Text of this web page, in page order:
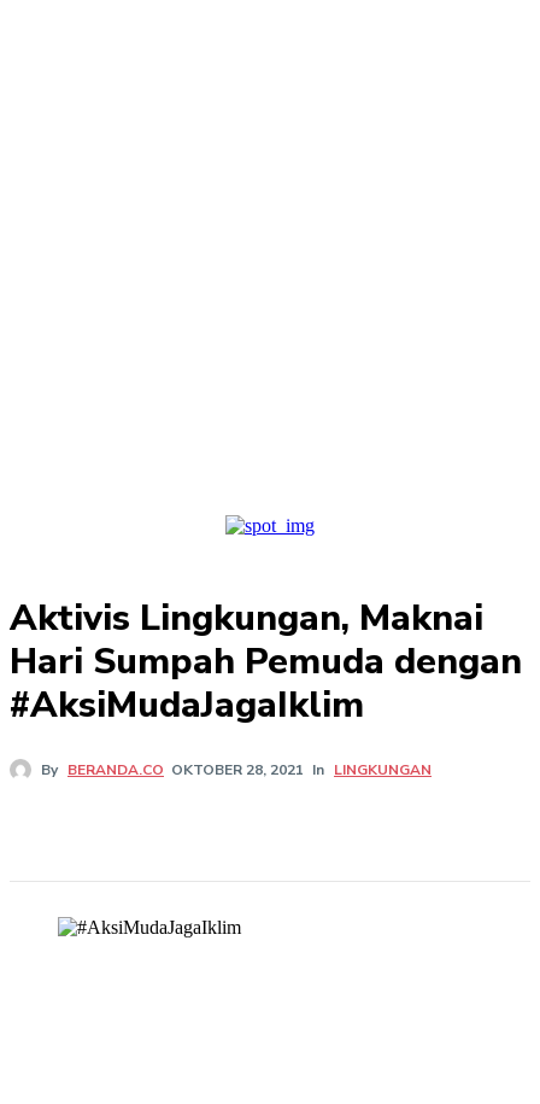
Aktivis Lingkungan, Maknai
Hari Sumpah Pemuda dengan
#AksiMudaJagaIklim
By BERANDA.CO OKTOBER 28, 2021 In LINGKUNGAN